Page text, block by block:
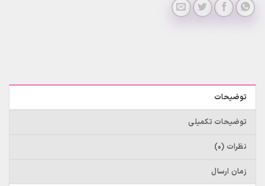
توضیحات
توضیحات تکمیلی
نظرات (0)
زمان ارسال